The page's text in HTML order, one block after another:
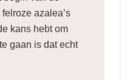
azalea’s
kans hebt om
gaan is dat echt